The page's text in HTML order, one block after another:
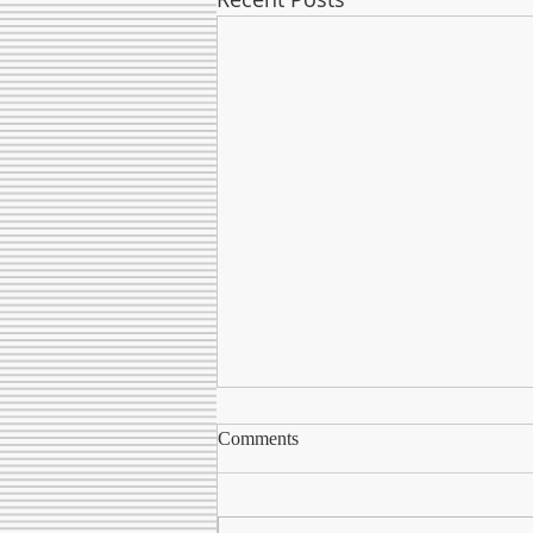
Seime pradedami svarstyti
siūlymai, kurie leistų mažinti
mobingo apraiškas įstaigose
Comments